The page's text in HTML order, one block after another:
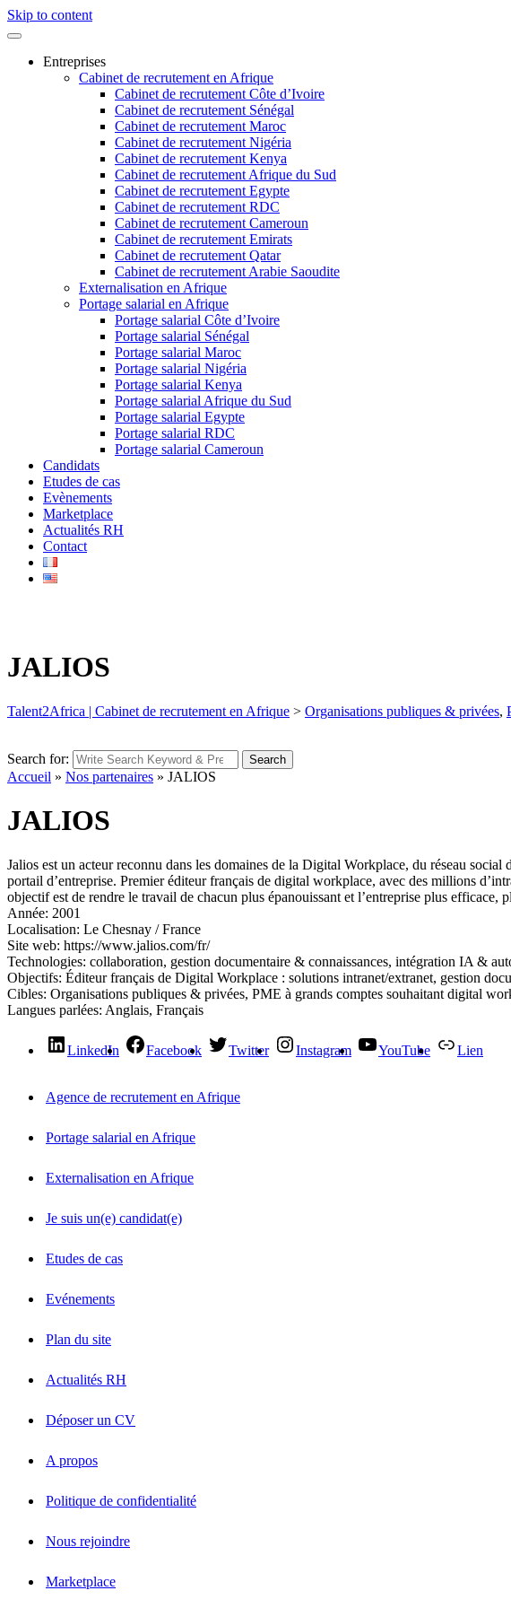
Skip to content
Entreprises
Cabinet de recrutement en Afrique
Cabinet de recrutement Côte d’Ivoire
Cabinet de recrutement Sénégal
Cabinet de recrutement Maroc
Cabinet de recrutement Nigéria
Cabinet de recrutement Kenya
Cabinet de recrutement Afrique du Sud
Cabinet de recrutement Egypte
Cabinet de recrutement RDC
Cabinet de recrutement Cameroun
Cabinet de recrutement Emirats
Cabinet de recrutement Qatar
Cabinet de recrutement Arabie Saoudite
Externalisation en Afrique
Portage salarial en Afrique
Portage salarial Côte d’Ivoire
Portage salarial Sénégal
Portage salarial Maroc
Portage salarial Nigéria
Portage salarial Kenya
Portage salarial Afrique du Sud
Portage salarial Egypte
Portage salarial RDC
Portage salarial Cameroun
Candidats
Etudes de cas
Evènements
Marketplace
Actualités RH
Contact
JALIOS
Talent2Africa | Cabinet de recrutement en Afrique > Organisations publiques & privées,
Search for: Search
Accueil » Nos partenaires » JALIOS
JALIOS
Jalios est un acteur reconnu dans les domaines de la Digital Workplace, du réseau
portail d’entreprise. Premier éditeur français de digital workplace, avec des millions
objectif est de rendre le travail de chacun plus épanouissant et l’entreprise plus efficace,
Année: 2001
Localisation: Le Chesnay / France
Site web: https://www.jalios.com/fr/
Technologies: collaboration, gestion documentaire & connaissances, intégration IA &
Objectifs: Éditeur français de Digital Workplace : solutions intranet/extranet, gestion
Cibles: Organisations publiques & privées, PME à grands comptes souhaitant digital
Langues parlées: Anglais, Français
LinkedIn Facebook Twitter Instagram YouTube Lien
Agence de recrutement en Afrique
Portage salarial en Afrique
Externalisation en Afrique
Je suis un(e) candidat(e)
Etudes de cas
Evénements
Plan du site
Actualités RH
Déposer un CV
A propos
Politique de confidentialité
Nous rejoindre
Marketplace